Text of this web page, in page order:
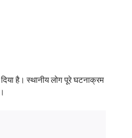
है। स्थानीय लोग पूरे घटनाक्रम